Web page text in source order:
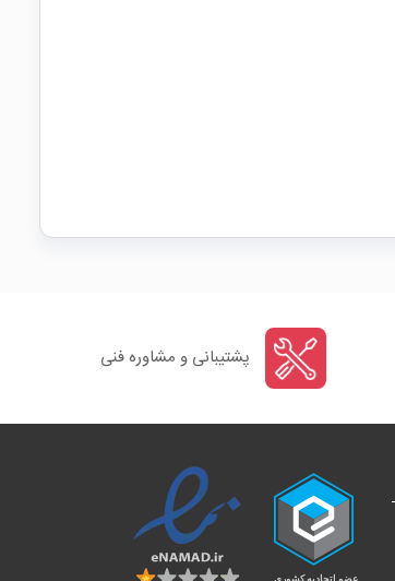
پشتیبانی و مشاوره فنی